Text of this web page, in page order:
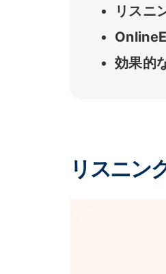
リスニ
効果的
リスニン